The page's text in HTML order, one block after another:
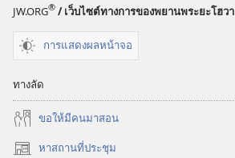
JW.ORG® / เว็บไซต์ทางการของพยานพระยะโฮวา
การแสดงผลหน้าจอ
ทางลัด
ขอ​ให้​มี​คน​มา​สอน
หาสถานที่ประชุม